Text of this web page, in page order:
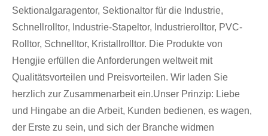
Sektionalgaragentor, Sektionaltor für die Industrie,
Schnellrolltor, Industrie-Stapeltor, Industrierolltor, PVC-
Rolltor, Schnelltor, Kristallrolltor. Die Produkte von
Hengjie erfüllen die Anforderungen weltweit mit
Qualitätsvorteilen und Preisvorteilen. Wir laden Sie
herzlich zur Zusammenarbeit ein.Unser Prinzip: Liebe
und Hingabe an die Arbeit, Kunden bedienen, es wagen,
der Erste zu sein, und sich der Branche widmen